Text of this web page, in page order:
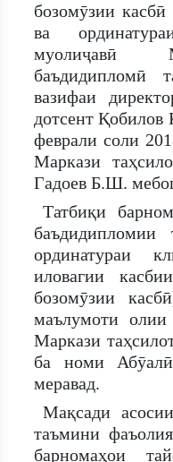
бозомӯзии
ва
муолиҷавӣ
баъдидипломӣ
вазифаи
дотсент
феврали соли
Маркази
Гадоев Б.Ш.
Татбиқи
баъдидипломии
ординатураи
иловагии
бозомӯзии
маълумоти олии
Маркази
ба номи
меравад.
Мақсади
таъмини
барномаҳои